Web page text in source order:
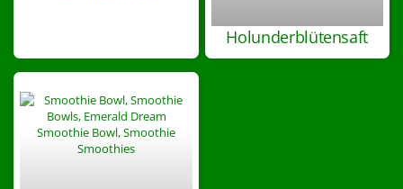
Holunderblütensaft